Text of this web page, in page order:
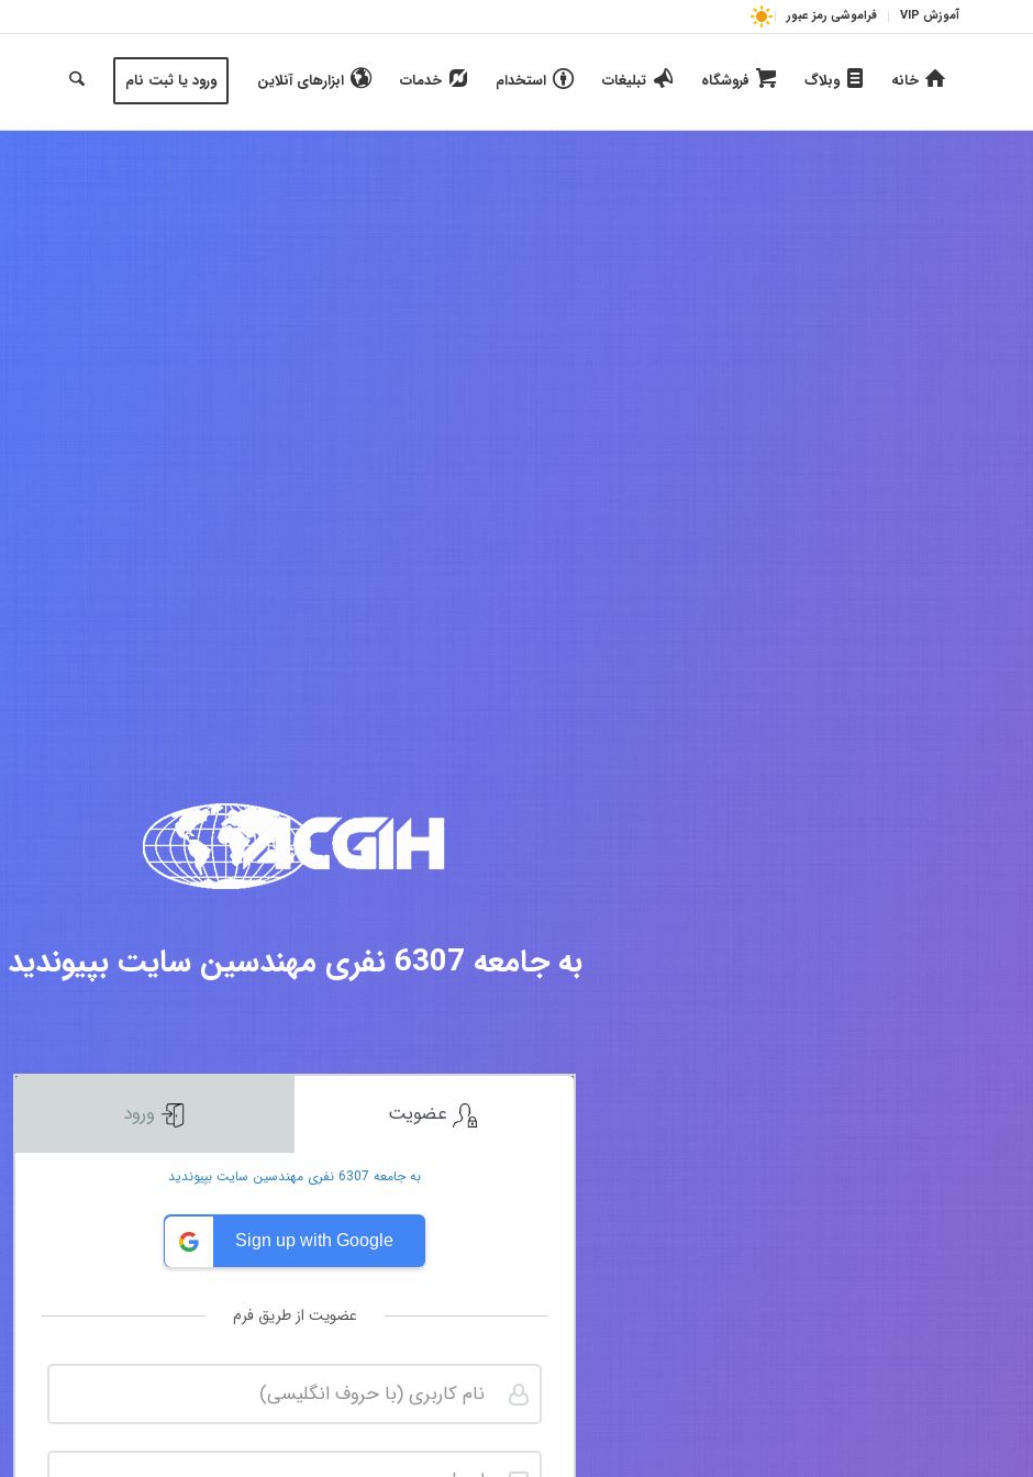
آموزش VIP فراموشی رمز عبور
خانه وبلاگ فروشگاه تبلیغات استخدام خدمات ابزارهای آنلاین ورود یا ثبت نام
به جامعه 6307 نفری مهندسین سایت بپیوندید
به جامعه 6307 نفری مهندسین سایت بپیوندید
Sign up with Google
عضویت از طریق فرم